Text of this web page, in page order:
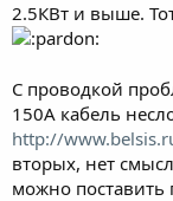
2.5КВт и выше.
С проводкой
150А кабель
http://
вторых, нет
можно поставить